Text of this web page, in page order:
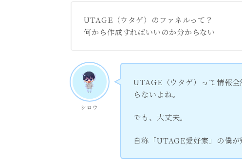
UTAGE（ウタゲ）のファネルって？
何から作成すればいいのか分からない
シロウ
UTAGE（ウタゲ）って情報
らないよね。
でも、大丈夫。
自称「UTAGE愛好家」の僕が